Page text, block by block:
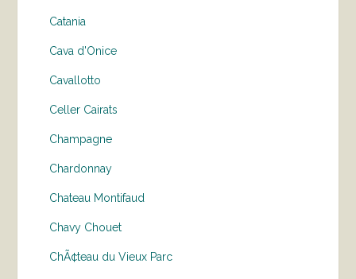
Catania
Cava d'Onice
Cavallotto
Celler Cairats
Champagne
Chardonnay
Chateau Montifaud
Chavy Chouet
ChÃ¢teau du Vieux Parc